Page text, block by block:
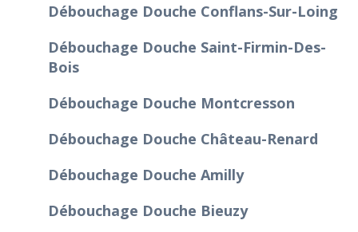
Débouchage Douche Conflans-Sur-Loing
Débouchage Douche Saint-Firmin-Des-
Bois
Débouchage Douche Montcresson
Débouchage Douche Château-Renard
Débouchage Douche Amilly
Débouchage Douche Bieuzy